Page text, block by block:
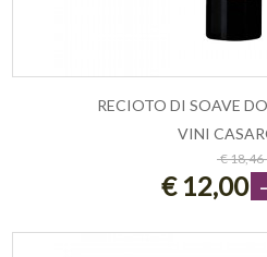
RECIOTO DI SOAVE
VINI
€ 18,46
€ 12,00